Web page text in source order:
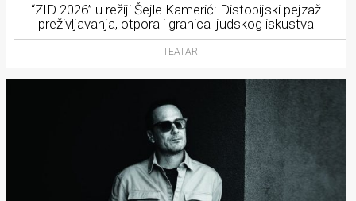
“ZID 2026” u režiji Šejle Kamerić: Distopijski pejzaž
preživljavanja, otpora i granica ljudskog iskustva
TEATAR